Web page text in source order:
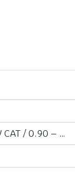
CAT / 0.90 – …